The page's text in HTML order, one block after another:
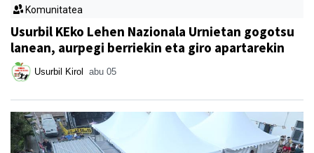
Komunitatea
Usurbil KEko Lehen Nazionala Urnietan gogotsu
lanean, aurpegi berriekin eta giro apartarekin
Usurbil Kirol abu 05